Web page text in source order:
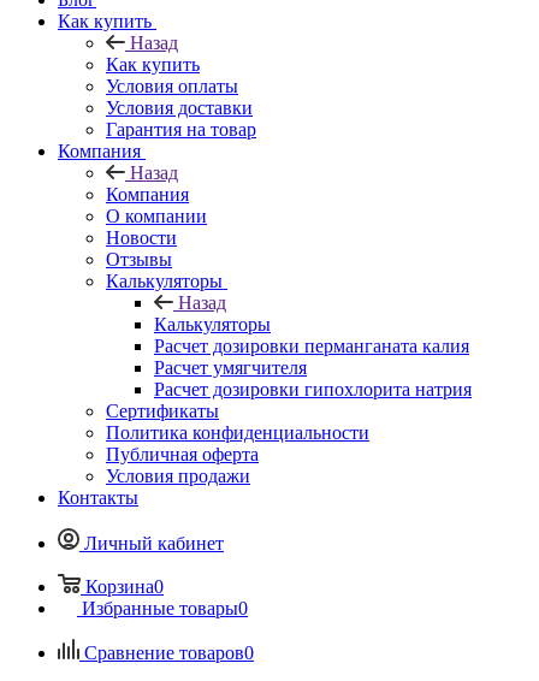
Как купить
Назад
Как купить
Условия оплаты
Условия доставки
Гарантия на товар
Компания
Назад
Компания
О компании
Новости
Отзывы
Калькуляторы
Назад
Калькуляторы
Расчет дозировки перманганата калия
Расчет умягчителя
Расчет дозировки гипохлорита натрия
Сертификаты
Политика конфиденциальности
Публичная оферта
Условия продажи
Контакты
Личный кабинет
Корзина0
Избранные товары0
Сравнение товаров0